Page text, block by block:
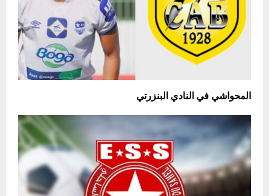
المحواشي في النادي البنزرتي